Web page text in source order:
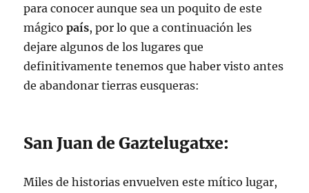
para conocer aunque sea un poquito de este
mágicopaís, por lo que a continuación les
dejare algunos de los lugares que
definitivamente tenemos que haber visto antes
de abandonar tierras eusqueras:
San Juan de Gaztelugatxe:
Miles de historias envuelven este mítico lugar,